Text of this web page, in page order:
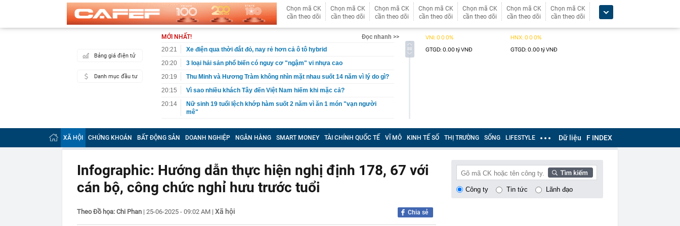
Chọn mã CK
cần theo dõi
Chọn mã CK
cần theo dõi
Chọn mã CK
cần theo dõi
Chọn mã CK
cần theo dõi
Chọn mã CK
cần theo dõi
Chọn mã CK
cần theo dõi
Chọn mã CK
cần theo dõi
Bảng giá điện tử
Danh mục đầu tư
MỚI NHẤT!
Đọc nhanh >>
20:21
Xe điện qua thời đắt đỏ, nay rẻ hơn cả ô tô hybrid
20:20
3 loại hải sản phổ biến có nguy cơ "ngậm" vi nhựa cao
20:19
Thu Minh và Hương Tràm không nhìn mặt nhau suốt 14 năm vì lý do gì?
20:15
Vì sao nhiều khách Tây đến Việt Nam hiếm khi mặc cả?
20:14
Nữ sinh 19 tuổi lệch khớp hàm suốt 2 năm vì ăn 1 món "vạn người
mê"
công an SĐT 0936440516
20:07
Mỹ chi 400 triệu USD cho vũ khí laser, thúc đẩy Golden Dome
19:50
Dàn sao Việt hội ngộ tại sự kiện đặc biệt, khám phá xu hướng biến nhà
thành “chốn chữa lành”
Tự uống 3 loại canxi/ngày, xương chưa khỏe đã phát hiện sỏi thận
19:40
Ô tô biển Hà Nội mắc 96 lỗi phạt nguội ở Phú Thọ, riêng tháng 7 vi
phạm tốc độ 21 lần
XÃ HỘI CHỨNG KHOÁN BẤT ĐỘNG SẢN DOANH NGHIỆP NGÂN HÀNG SMART MONEY TÀI CHÍNH QUỐC TẾ VĨ MÔ KINH TẾ SỐ THỊ TRƯỜNG SỐNG LIFESTYLE Dữ liệu F INDEX
Infographic: Hướng dẫn thực hiện nghị định 178, 67 với
cán bộ, công chức nghỉ hưu trước tuổi
Theo Đồ họa: Chi Phan | 25-06-2025 - 09:02 AM | Xã hội Chia sẻ
Công ty Tin tức Lãnh đạo